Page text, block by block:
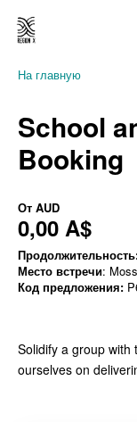
На главную
School
Booking
От AUD
0,00 A$
Место встречи:
Код предложения:
Solidify a group with
ourselves on